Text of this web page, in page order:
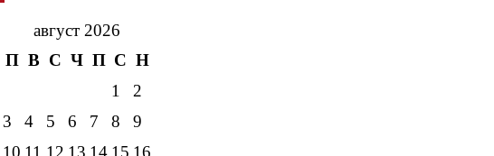
август 2026
П В С Ч П С Н
1
2
3
4 5 6 7 8
9